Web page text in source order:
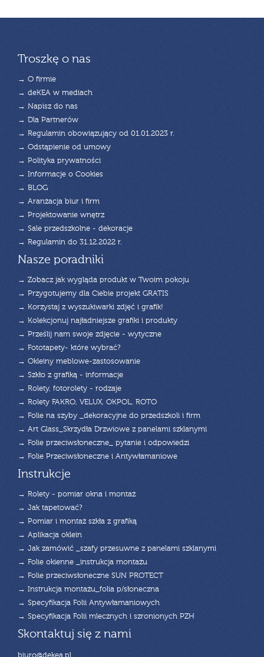
Troszkę o nas
→ O firmie
→ deKEA w mediach
→ Napisz do nas
→ Dla Partnerów
→ Regulamin obowiązujący od 01.01.2023 r.
→ Odstąpienie od umowy
→ Polityka prywatności
→ Informacje o Cookies
→ BLOG
→ Aranżacja biur i firm
→ Projektowanie wnętrz
→ Sale przedszkolne - dekoracje
→ Regulamin do 31.12.2022 r.
Nasze poradniki
→ Zobacz jak wygląda produkt w Twoim pokoju
→ Przygotujemy dla Ciebie projekt GRATIS
→ Korzystaj z wyszukiwarki zdjęć i grafik!
→ Kolekcjonuj najładniejsze grafiki i produkty
→ Prześlij nam swoje zdjęcie - wytyczne
→ Fototapety- które wybrać?
→ Okleiny meblowe-zastosowanie
→ Szkło z grafiką - informacje
→ Rolety, fotorolety - rodzaje
→ Rolety FAKRO, VELUX, OKPOL, ROTO
→ Folie na szyby _dekoracyjne do przedszkoli i firm
→ Art Glass_Skrzydła Drzwiowe z panelami szklanymi
→ Folie przeciwsłoneczne_ pytanie i odpowiedzi
→ Folie Przeciwsłoneczne i Antywłamaniowe
Instrukcje
→ Rolety - pomiar okna i montaż
→ Jak tapetować?
→ Pomiar i montaż szkła z grafiką
→ Aplikacja oklein
→ Jak zamówić _szafy przesuwne z panelami szklanymi
→ Folie okienne _instrukcja montażu
→ Folie przeciwsłoneczne SUN PROTECT
→ Instrukcja montażu_folia p/słoneczna
→ Specyfikacja Folii Antywłamaniowych
→ Specyfikacja Folii mlecznych i szronionych PZH
Skontaktuj się z nami